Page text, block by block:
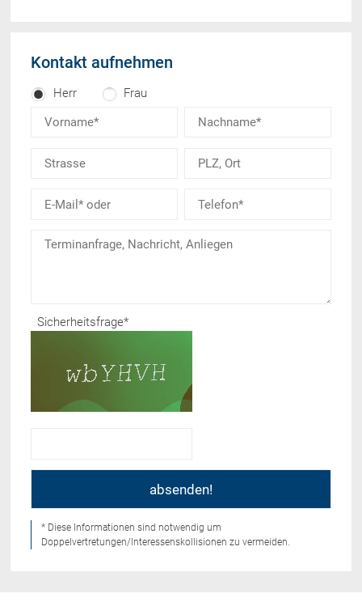
Kontakt aufnehmen
Herr Frau
Sicherheitsfrage*
* Diese Informationen sind notwendig um
Doppelvertretungen/Interessenskollisionen zu vermeiden.